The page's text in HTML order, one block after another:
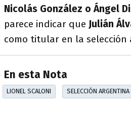
Nicolás González o Ángel
parece indicar que Julián
como titular en la selección
En esta Nota
LIONEL SCALONI SELECCIÓN ARGENTINA